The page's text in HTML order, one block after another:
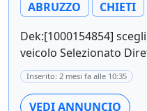
ABRUZZO CHIETI
Dek:[1000154854]
veicolo Selezionato
Inserito: 2 mesi fa alle 10:35
VEDI ANNUNCIO